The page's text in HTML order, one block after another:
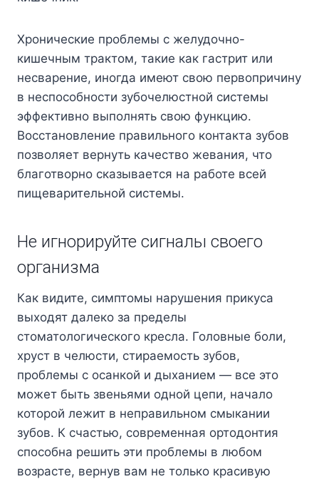
Хронические проблемы с желудочно-
кишечным трактом, такие как гастрит или
несварение, иногда имеют свою первопричину
в неспособности зубочелюстной системы
эффективно выполнять свою функцию.
Восстановление правильного контакта зубов
позволяет вернуть качество жевания, что
благотворно сказывается на работе всей
пищеварительной системы.
Не игнорируйте сигналы своего
организма
Как видите, симптомы нарушения прикуса
выходят далеко за пределы
стоматологического кресла. Головные боли,
хруст в челюсти, стираемость зубов,
проблемы с осанкой и дыханием — все это
может быть звеньями одной цепи, начало
которой лежит в неправильном смыкании
зубов. К счастью, современная ортодонтия
способна решить эти проблемы в любом
возрасте, вернув вам не только красивую